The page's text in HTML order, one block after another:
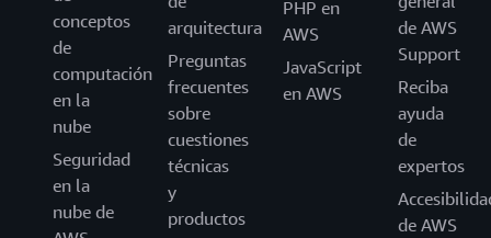
conceptos
de
computación
en la
nube
Seguridad
en la
nube de
arquitectura
Preguntas
frecuentes
sobre
cuestiones
técnicas
y
productos
PHP en
AWS
JavaScript
en AWS
de AWS
Support
Reciba
ayuda
de
expertos
de AWS